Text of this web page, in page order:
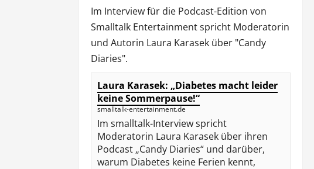
Im Interview für die Podcast-Edition von
Smalltalk Entertainmentspricht Moderatorin
und Autorin Laura Karaseküber "Candy
Diaries".
Laura Karasek: „Diabetes macht leider
keine Sommerpause!“
smalltalk-entertainment.de
Im smalltalk-Interview spricht
Moderatorin Laura Karasek über ihren
Podcast „Candy Diaries“ und darüber,
warum Diabetes keine Ferien kennt,